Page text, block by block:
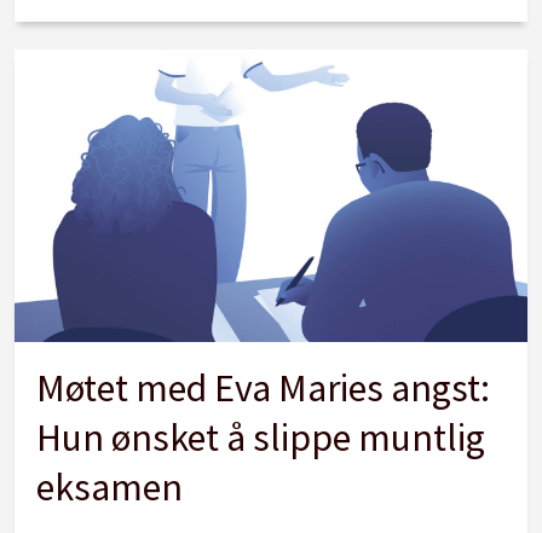
Møtet med Eva Maries angst:
Hun ønsket å slippe muntlig
eksamen